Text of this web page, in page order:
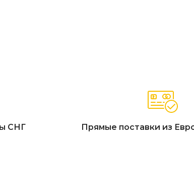
подушками в чехлах "Монтелла" диван 3-
СНГ Прямые поставки из